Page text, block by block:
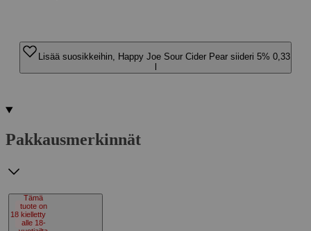
Lisää suosikkeihin, Happy Joe Sour Cider Pear siideri 5% 0,33
Pakkausmerkinnät
18
Tämä
tuote on
kielletty
alle 18-